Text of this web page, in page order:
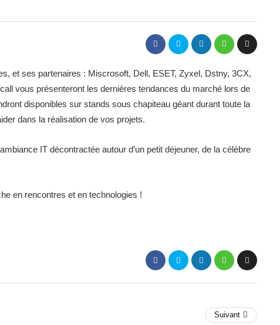
et ses partenaires : Miscrosoft, Dell, ESET, Zyxel, Dstny, 3CX,
vous présenteront les dernières tendances du marché lors de
disponibles sur stands sous chapiteau géant durant toute la
dans la réalisation de vos projets.
IT décontractée autour d’un petit déjeuner, de la célèbre
en rencontres et en technologies !
Suivant